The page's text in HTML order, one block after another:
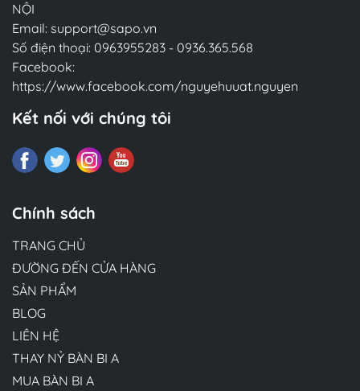
NỘI
Email: support@sapo.vn
Số điện thoại: 0963955283 - 0936.365.568
Facebook:
https://www.facebook.com/nguyehuuat.nguyen
Kết nối với chúng tôi
Chính sách
TRANG CHỦ
ĐƯỜNG ĐẾN CỬA HÀNG
SẢN PHẨM
BLOG
LIÊN HỆ
THAY NỶ BÀN BI A
MUA BÀN BI A